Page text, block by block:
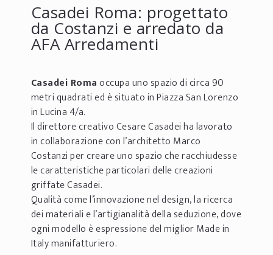
Casadei Roma: progettato
da Costanzi e arredato da
AFA Arredamenti
Casadei Romaoccupa uno spazio di circa 90
metri quadrati ed è situato in Piazza San Lorenzo
in Lucina 4/a.
Il direttore creativo Cesare Casadei ha lavorato
in collaborazione con l’architetto Marco
Costanzi per creare uno spazio che racchiudesse
le caratteristiche particolari delle creazioni
griffate Casadei.
Qualità come l’innovazione nel design, la ricerca
dei materiali e l’artigianalità della seduzione, dove
ogni modello è espressione del miglior Made in
Italy manifatturiero.